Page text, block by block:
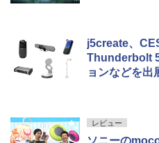
j5create、
Thunderbolt
ョンなどを出
レビュー
ソニーの